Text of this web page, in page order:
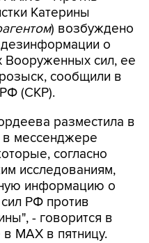
Катерины
) возбуждено
о
Вооруженных сил, ее
сообщили в
(СКР).
разместила в
в мессенджере
согласно
исследованиям,
информацию о
РФ против
- говорится в
MAX в пятницу.